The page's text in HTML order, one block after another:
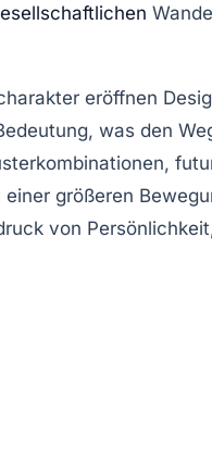
eröffnen
was den
größeren
von